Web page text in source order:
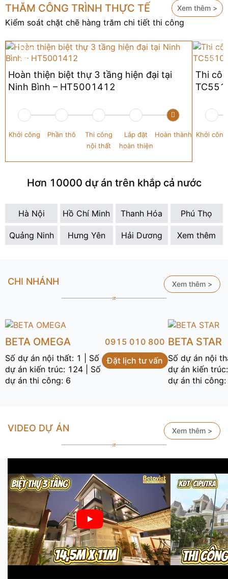
THĂM CÔNG TRÌNH THỰC TẾ Xem thêm >
Kiểm soát chặt chẽ hàng trăm chi tiết thi công
Hoàn thiện biệt thự 3 tầng hiện đại tại
Ninh Bình – HT5001412
Khởi công Phần thô
Thi công
nội thất
Lắp đặt
hoàn thiện
Hoàn thành
Thi
Khởi công
Hơn 10000 dự án trên khắp cả nước
Hà Nội Hồ Chí Minh Thanh Hóa Phú Thọ
Quảng Ninh Hưng Yên Hải Dương Xem thêm
CHI NHÁNH Xem thêm >
BETA OMEGA
Số dự án nội thất: 1 | Số
dự án kiến trúc: 124 | Số
dự án thi công: 6
0915 010 800
Đặt lịch tư vấn
BETA STAR
Số dự án nội
dự án kiến
dự án thi công:
VIDEO DỰ ÁN Xem thêm >